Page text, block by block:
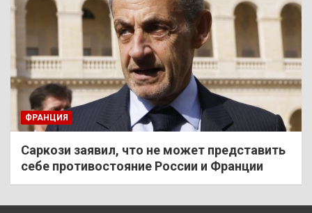
ФРАНЦИЯ
Саркози заявил, что не может представить
себе противостояние России и Франции